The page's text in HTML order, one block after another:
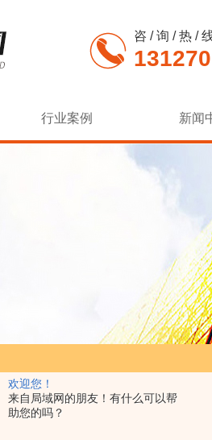
欢迎您！
来自局域网的朋友！有什么可以帮
助您的吗？
咨 / 询 / 热 /
行业案例 新闻
> P-5L2C微电脑激光粉尘仪